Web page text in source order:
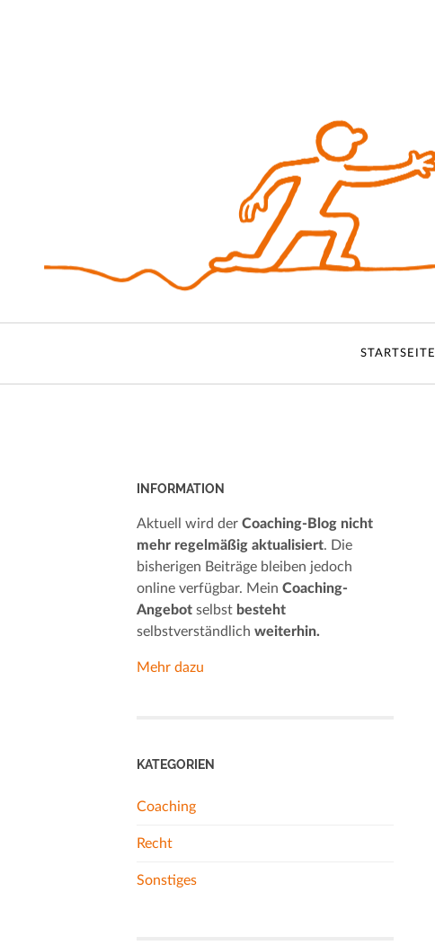
STARTSEITE
INFORMATION
Aktuell wird der Coaching-Blog nicht
mehr regelmäßig aktualisiert. Die
bisherigen Beiträge bleiben jedoch
online verfügbar. Mein Coaching-
Angebot selbst besteht
selbstverständlich weiterhin.
Mehr dazu
KATEGORIEN
Coaching
Recht
Sonstiges